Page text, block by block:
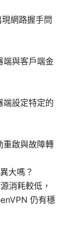
網路握手問
端與客戶端金
端設定特定的
重啟與故障轉
大嗎？
消耗較低，
仍有穩